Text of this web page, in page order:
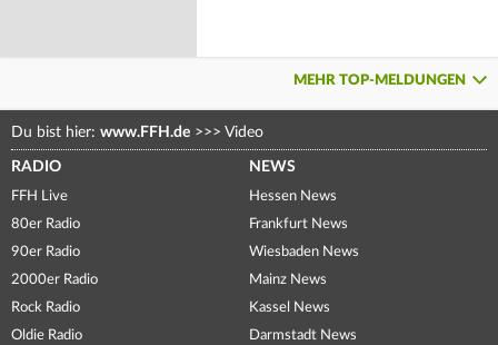
MEHR TOP-MELDUNGEN
Du bist hier: www.FFH.de >>> Video
RADIO
FFH Live
80er Radio
90er Radio
2000er Radio
Rock Radio
Oldie Radio
NEWS
Hessen News
Frankfurt News
Wiesbaden News
Mainz News
Kassel News
Darmstadt News